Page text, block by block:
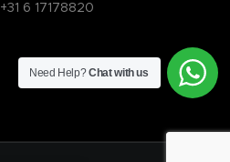
+31 6 17178820
Need Help?Chat with us